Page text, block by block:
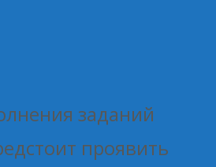
заданий
проявить